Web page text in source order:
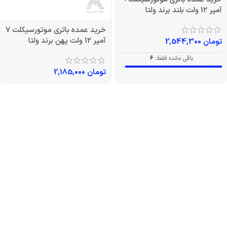
آمپر 12 ولت بلند برند ولتا
تومان
باقی مانده فقط: 6
خرید عمده باتری موتورسیکلت 7
آمپر 12 ولت پهن برند ولتا
تومان